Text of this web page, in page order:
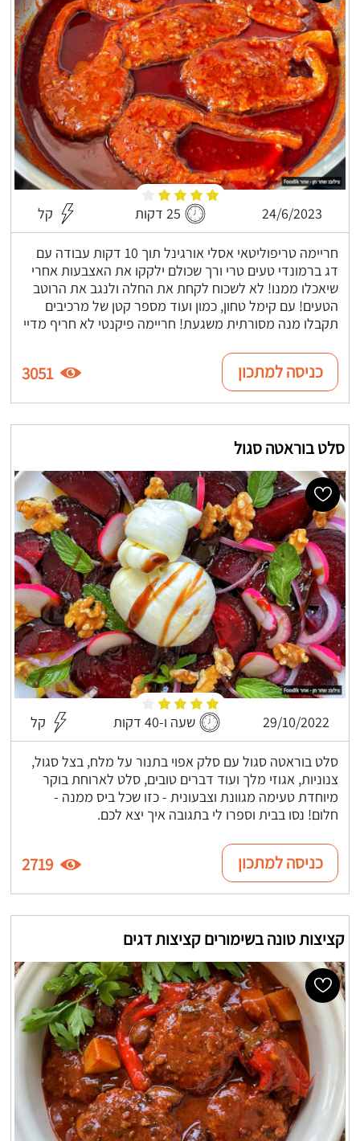
24/6/2023 25 דקות קל
חריימה טריפוליטאי אסלי אורגינל תוך 10 דקות עבודה עם
דג ברמונדי טעים טרי ורך שכולם ילקקו את האצבעות אחרי
שיאכלו ממנו! לא לשכוח לקחת את החלה ולנגב את הרוטב
הטעים! עם קימל טחון, כמון ועוד מספר קטן של מרכיבים
תקבלו מנה מסורתית משגעת! חריימה פיקנטי לא חריף מדיי
כניסה למתכון 3051
סלט בוראטה סגול
29/10/2022 שעה ו-40 דקות קל
סלט בוראטה סגול עם סלק אפוי בתנור על מלח, בצל סגול,
צנוניות, אגוזי מלך ועוד דברים טובים, סלט לארוחת בוקר
מיוחדת טעימה מגוונת וצבעונית - כזו שכל ביס ממנה -
חלום! נסו בבית וספרו לי בתגובה איך יצא לכם.
כניסה למתכון 2719
קציצות טונה בשימורים קציצות דגים